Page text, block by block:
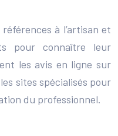
à l’artisan et
pour connaître leur
les avis en ligne sur
sites spécialisés pour
du professionnel.